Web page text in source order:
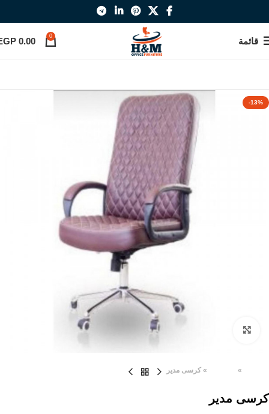
قائمة 0
0.00
-13%
»
» كرسى مدير
كرسى مدير